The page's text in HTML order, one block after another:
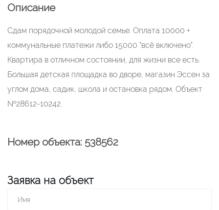
Описание
Сдам порядочной молодой семье. Оплата 10000 +
коммунальные платежи либо 15000 "всё включено".
Квартира в отличном состоянии, для жизни все есть.
Большая детская площадка во дворе, магазин Эссен за
углом дома, садик, школа и остановка рядом. Объект
№28612-10242.
Номер объекта: 538562
Заявка на объект